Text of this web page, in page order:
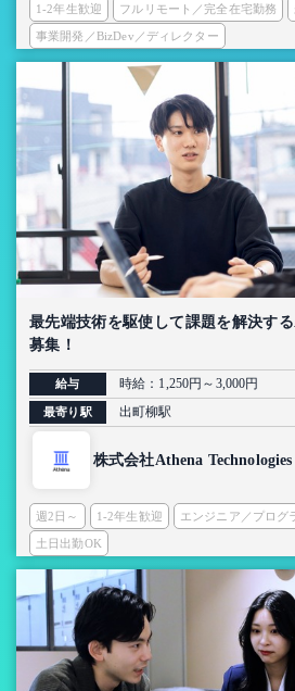
1-2年生歓迎 フルリモート／完全在宅勤務
事業開発／BizDev／ディレクター
最先端技術を駆使して課題を解決す
募集！
給与 時給：1,250円～3,000円
最寄り駅 出町柳駅
株式会社Athena Technologies
週2日～ 1-2年生歓迎 エンジニア／プログ
土日出勤OK